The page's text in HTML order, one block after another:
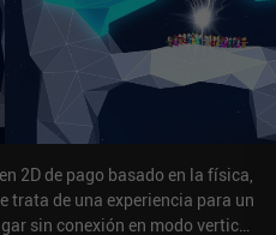
dólares en Android y 2,99
Para los fans de
empujar bloques y planear
un par de dólares por unas
que no se pasan de rosca.
juegos de rompecabezas
2D de pago basado en la física,
trata de una experiencia para un
sin conexión en modo vertical.